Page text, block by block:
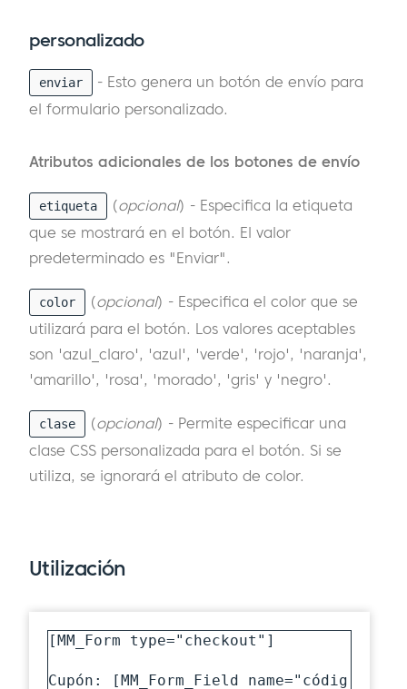
personalizado
enviar
- Esto genera un botón de envío para
el formulario personalizado.
Atributos adicionales de los botones de envío
etiqueta (opcional) - Especifica la etiqueta
que se mostrará en el botón. El valor
predeterminado es "Enviar".
color (opcional) - Especifica el color que se
utilizará para el botón. Los valores aceptables
son 'azul_claro', 'azul', 'verde', 'rojo', 'naranja',
'amarillo', 'rosa', 'morado', 'gris' y 'negro'.
clase (opcional) - Permite especificar una
clase CSS personalizada para el botón. Si se
utiliza, se ignorará el atributo de color.
Utilización
[MM_Form type="checkout"]
Cupón: [MM_Form_Field name="códig